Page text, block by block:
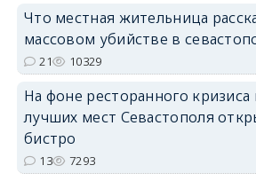
Что местная жительница
массовом убийстве в
21 10329
На фоне ресторанного
лучших мест Севастополя
бистро
13 7293